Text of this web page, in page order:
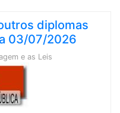
diplomas
03/07/2026
e as Leis